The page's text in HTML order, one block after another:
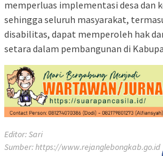
memperluas implementasi desa dan
sehingga seluruh masyarakat,
disabilitas, dapat memperoleh hak
setara dalam pembangunan di
Editor: Sari
Sumber:https://www.rejanglebongkab.go.id